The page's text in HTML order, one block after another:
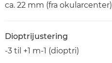
ca. 22 mm (fra okularcenter)
Dioptrijustering
-3 til +1 m-1 (dioptri)